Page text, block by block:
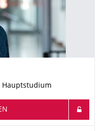
Hauptstudium